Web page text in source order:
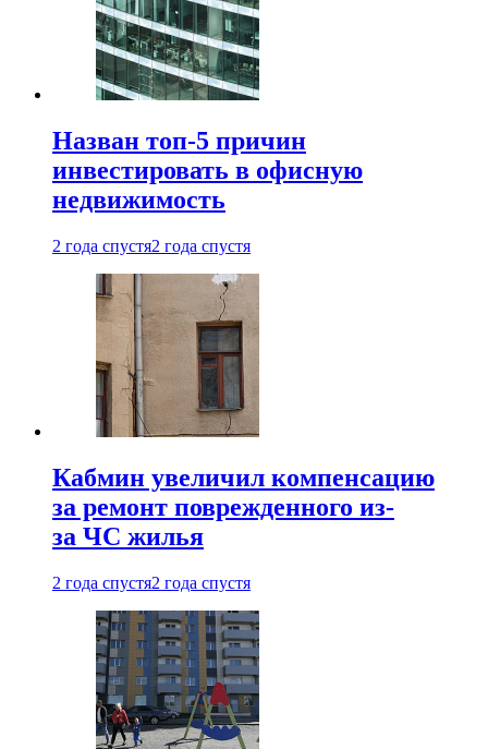
Назван топ-5 причин
инвестировать в офисную
недвижимость
2 года спустя2 года спустя
Кабмин увеличил компенсацию
за ремонт поврежденного из-
за ЧС жилья
2 года спустя2 года спустя